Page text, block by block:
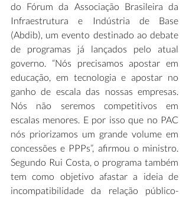
do Fórum da Associação Brasileira da
Infraestrutura e Indústria de Base
(Abdib), um evento destinado ao debate
de programas já lançados pelo atual
governo. “Nós precisamos apostar em
educação, em tecnologia e apostar no
ganho de escala das nossas empresas.
Nós não seremos competitivos em
escalas menores. E por isso que no PAC
nós priorizamos um grande volume em
concessões e PPPs”, afirmou o ministro.
Segundo Rui Costa, o programa também
tem como objetivo afastar a ideia de
incompatibilidade da relação público-